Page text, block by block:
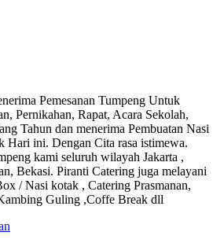
Pemesanan Tumpeng Untuk
Pernikahan, Rapat, Acara Sekolah,
Tahun dan menerima Pembuatan Nasi
Hari ini. Dengan Cita rasa istimewa.
kami seluruh wilayah Jakarta ,
Bekasi. Piranti Catering juga melayani
/ Nasi kotak , Catering Prasmanan,
Guling ,Coffe Break dll